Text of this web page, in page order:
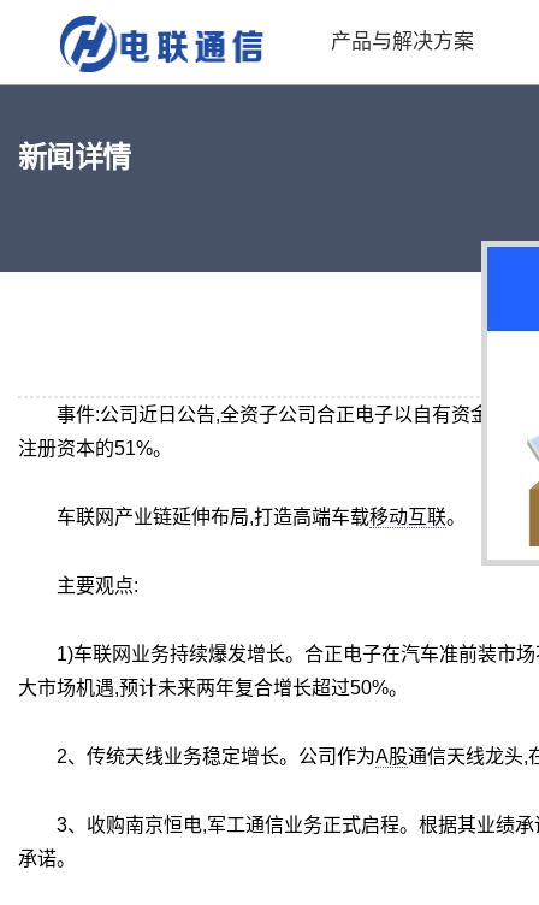
产品与解决方案
新闻详情
盛
事件:公司近日公告,全资子公司合正电子以自有资金,与
注册资本的51%。
车联网产业链延伸布局,打造高端车载移动互联。
主要观点:
1)车联网业务持续爆发增长。合正电子在汽车准前装市
大市场机遇,预计未来两年复合增长超过50%。
2、传统天线业务稳定增长。公司作为A股通信天线龙头,
3、收购南京恒电,军工通信业务正式启程。根据其业绩
承诺。